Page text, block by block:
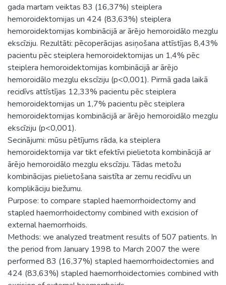
gada martam veiktas 83 (16,37%) steiplera
hemoroidektomijas un 424 (83,63%) steiplera
hemoroidektomijas kombinācijā ar ārējo hemoroidālo mezglu
ekscīziju. Rezultāti: pēcoperācijas asiņošana attīstījas 8,43%
pacientu pēc steiplera hemoroidektomijas un 1,4% pēc
steiplera hemoroidektomijas kombinācijā ar ārējo
hemoroidālo mezglu ekscīziju (p<0,001). Pirmā gada laikā
recidīvs attīstījas 12,33% pacientu pēc steiplera
hemoroidektomijas un 1,7% pacientu pēc steiplera
hemoroidektomijas kombinācijā ar ārējo hemoroidālo mezglu
ekscīziju (p<0,001).
Secinājumi: mūsu pētījums rāda, ka steiplera
hemoroidektomija var tikt efektīvi pielietota kombinācijā ar
ārējo hemoroidālo mezglu ekscīziju. Tādas metožu
kombinācijas pielietošana saistīta ar zemu recidīvu un
komplikāciju biežumu.
Purpose: to compare stapled haemorrhoidectomy and
stapled haemorrhoidectomy combined with excision of
external haemorrhoids.
Methods: we analyzed treatment results of 507 patients. In
the period from January 1998 to March 2007 the were
performed 83 (16,37%) stapled haemorrhoidectomies and
424 (83,63%) stapled haemorrhoidectomies combined with